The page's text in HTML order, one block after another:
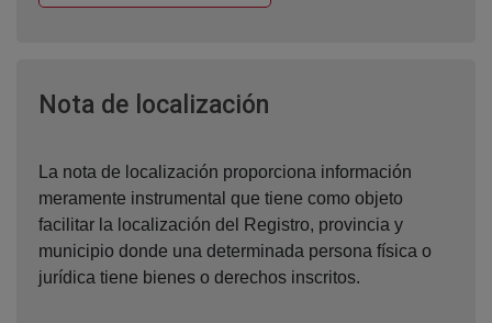
Nota de localización
La nota de localización proporciona información
meramente instrumental que tiene como objeto
facilitar la localización del Registro, provincia y
municipio donde una determinada persona física o
jurídica tiene bienes o derechos inscritos.